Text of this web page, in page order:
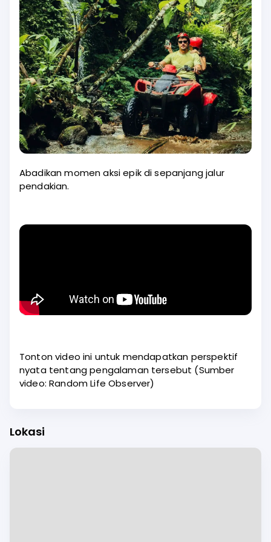
Abadikan momen aksi epik di sepanjang jalur
pendakian.
Tonton video ini untuk mendapatkan perspektif
nyata tentang pengalaman tersebut (Sumber
video: Random Life Observer)
Lokasi